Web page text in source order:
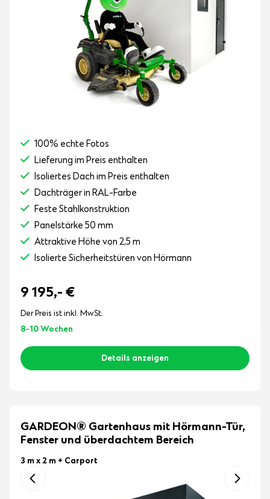
100% echte Fotos
Lieferung im Preis enthalten
Isoliertes Dach im Preis enthalten
Dachträger in RAL-Farbe
Feste Stahlkonstruktion
Panelstärke 50 mm
Attraktive Höhe von 2,5 m
Isolierte Sicherheitstüren von Hörmann
9 195,- €
Der Preis ist inkl. MwSt.
8-10 Wochen
Details anzeigen
GARDEON® Gartenhaus mit Hörmann-Tür,
Fenster und überdachtem Bereich
3 m x 2 m + Carport